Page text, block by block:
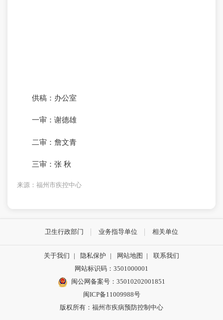
供稿：办公室
一审：谢德雄
二审：詹文青
三审：张 秋
来源：福州市疾控中心
卫生行政部门 业务指导单位 相关单位
关于我们 | 隐私保护 | 网站地图 |
联系我们
网站标识码：3501000001
闽公网备案号：35010202001851
闽ICP备11009988号
版权所有：福州市疾病预防控制中心